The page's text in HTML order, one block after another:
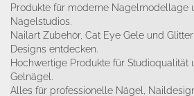
Produkte für moderne Nagelmodellage
Nagelstudios.
Nailart Zubehör, Cat Eye Gele und
Designs entdecken.
Hochwertige Produkte für
Gelnägel.
Alles für professionelle Nägel,